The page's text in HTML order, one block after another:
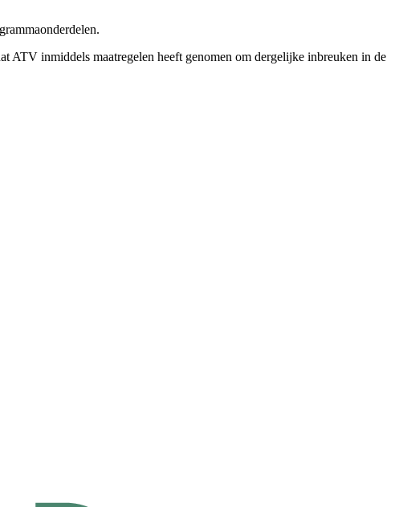
ATV inmiddels maatregelen heeft genomen om dergelijke inbreuken in de